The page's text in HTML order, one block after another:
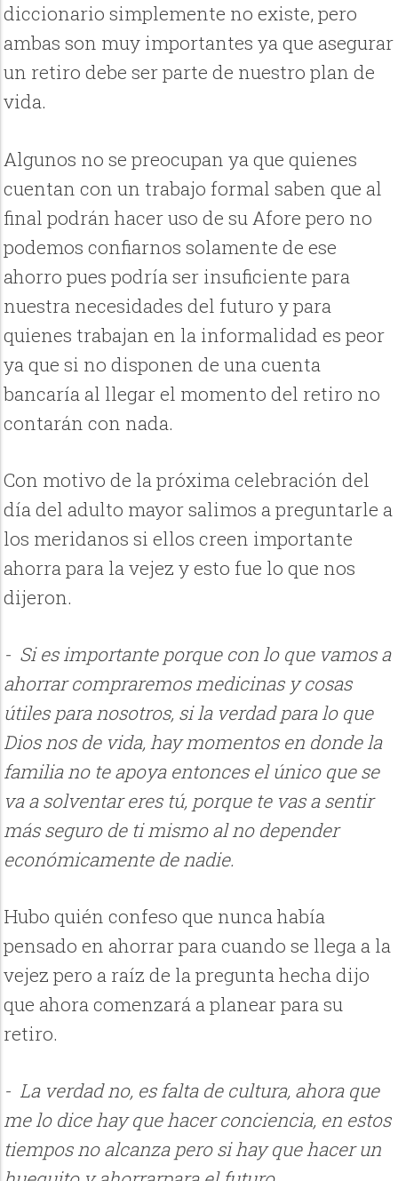
diccionario simplemente no existe, pero
ambas son muy importantes ya que asegurar
un retiro debe ser parte de nuestro plan de
vida.
Algunos no se preocupan ya que quienes
cuentan con un trabajo formal saben que al
final podrán hacer uso de su Afore pero no
podemos confiarnos solamente de ese
ahorro pues podría ser insuficiente para
nuestra necesidades del futuro y para
quienes trabajan en la informalidad es peor
ya que si no disponen de una cuenta
bancaría al llegar el momento del retiro no
contarán con nada.
Con motivo de la próxima celebración del
día del adulto mayor salimos a preguntarle a
los meridanos si ellos creen importante
ahorra para la vejez y esto fue lo que nos
dijeron.
- Si es importante porque con lo que vamos a
ahorrar compraremos medicinas y cosas
útiles para nosotros, si la verdad para lo que
Dios nos de vida, hay momentos en donde la
familia no te apoya entonces el único que se
va a solventar eres tú, porque te vas a sentir
más seguro de ti mismo al no depender
económicamente de nadie.
Hubo quién confeso que nunca había
pensado en ahorrar para cuando se llega a la
vejez pero a raíz de la pregunta hecha dijo
que ahora comenzará a planear para su
retiro.
- La verdad no, es falta de cultura, ahora que
me lo dice hay que hacer conciencia, en estos
tiempos no alcanza pero si hay que hacer un